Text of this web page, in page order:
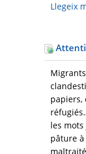
Llegeix
papiers,
les
pâture à